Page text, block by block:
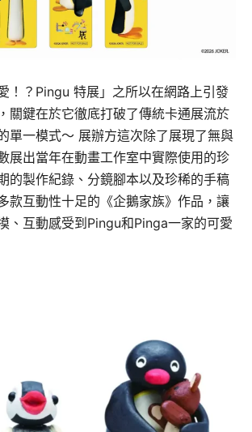
！？Pingu 特展」之所以在網路上引發
關鍵在於它徹底打破了傳統卡通展流於
單一模式～ 展辦方這次除了展現了無與
展出當年在動畫工作室中實際使用的珍
的製作紀錄、分鏡腳本以及珍稀的手稿
款互動性十足的《企鵝家族》作品，讓
、互動感受到Pingu和Pinga一家的可愛